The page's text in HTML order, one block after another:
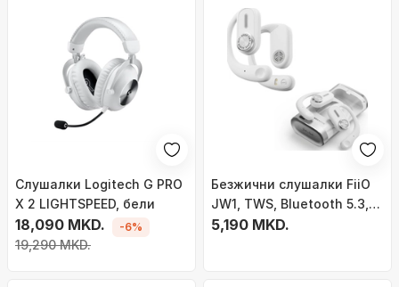
Слушалки Logitech G PRO
X 2 LIGHTSPEED, бели
18,090 MKD.
19,290 MKD.
-6%
Безжични слушалки FiiO
JW1, TWS, Bluetooth 5.3,
бели
5,190 MKD.